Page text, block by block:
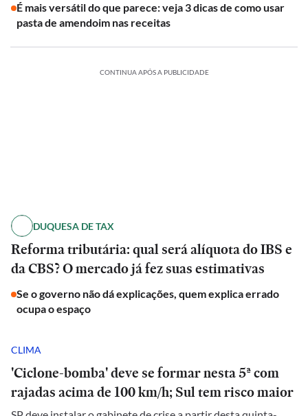
É mais versátil do que parece: veja 3 dicas de como usar
pasta de amendoim nas receitas
CONTINUA APÓS A PUBLICIDADE
DUQUESA DE TAX
Reforma tributária: qual será alíquota do IBS e
da CBS? O mercado já fez suas estimativas
Se o governo não dá explicações, quem explica errado
ocupa o espaço
CLIMA
'Ciclone-bomba' deve se formar nesta 5ª com
rajadas acima de 100 km/h; Sul tem risco maior